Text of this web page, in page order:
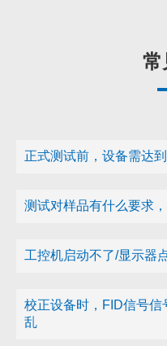
常
正式测试前，设备需达
测试对样品有什么要求
工控机启动不了/显示器
校正设备时，FID信号信
乱